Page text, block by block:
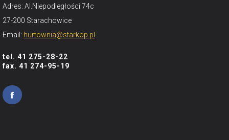
Adres: Al.Niepodległości 74c
27-200 Starachowice
Email: hurtownia@starkop.pl
tel. 41 275-28-22
fax. 41 274-95-19